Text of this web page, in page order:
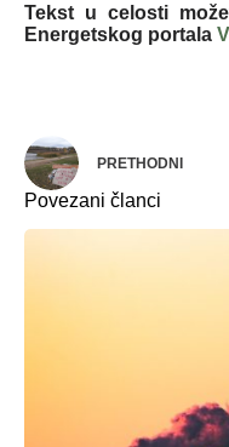
Tekst u celosti
Energetskog portala
PRETHODNI
Povezani članci